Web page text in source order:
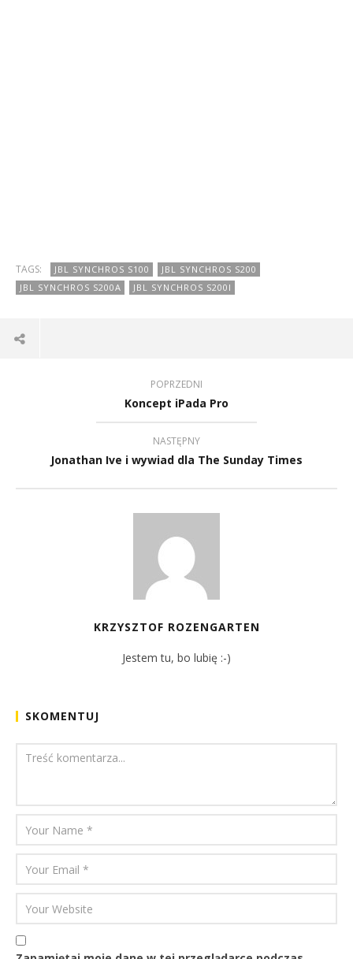
TAGS: JBL SYNCHROS S100
JBL SYNCHROS S200
JBL SYNCHROS S200A
JBL SYNCHROS S200I
POPRZEDNI
Koncept iPada Pro
NASTĘPNY
Jonathan Ive i wywiad dla The Sunday Times
KRZYSZTOF ROZENGARTEN
Jestem tu, bo lubię :-)
SKOMENTUJ